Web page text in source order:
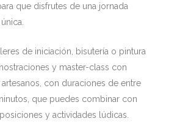
que disfrutes de una jornada
de iniciación, bisutería o pintura
y master-class con
con duraciones de entre
que puedes combinar con
y actividades lúdicas.